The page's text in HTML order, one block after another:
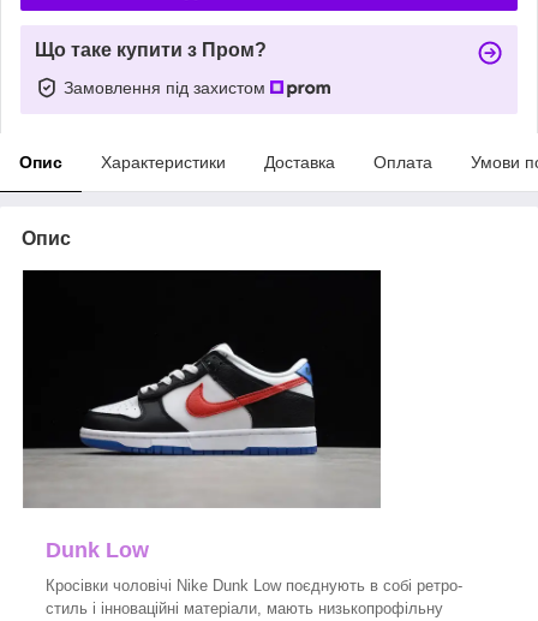
Що таке купити з Пром?
Замовлення під захистом
Опис Характеристики Доставка Оплата Умови
Опис
Dunk Low
Кросівки чоловічі Nike Dunk Low поєднують в собі ретро-
стиль і інноваційні матеріали, мають низькопрофільну